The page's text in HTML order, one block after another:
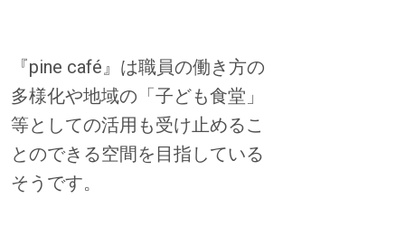
『pine café』は職員の働き方の
多様化や地域の「子ども食堂」
等としての活用も受け止めるこ
とのできる空間を目指している
そうです。